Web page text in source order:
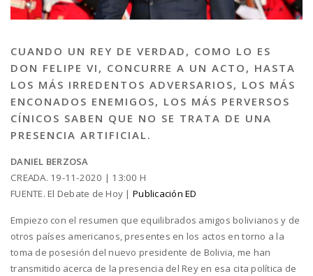
CUANDO UN REY DE VERDAD, COMO LO ES
DON FELIPE VI, CONCURRE A UN ACTO, HASTA
LOS MÁS IRREDENTOS ADVERSARIOS, LOS MÁS
ENCONADOS ENEMIGOS, LOS MÁS PERVERSOS
CÍNICOS SABEN QUE NO SE TRATA DE UNA
PRESENCIA ARTIFICIAL.
DANIEL BERZOSA
CREADA. 19-11-2020 | 13:00 H
FUENTE. El Debate de Hoy |Publicación ED
Empiezo con el resumen que equilibrados amigos bolivianos y de
otros países americanos, presentes en los actos en torno a la
toma de posesión del nuevo presidente de Bolivia, me han
transmitido acerca de la presencia del Rey en esa cita política de